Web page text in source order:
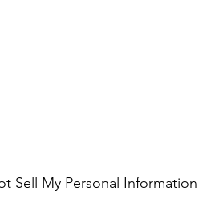
Sell My Personal Information